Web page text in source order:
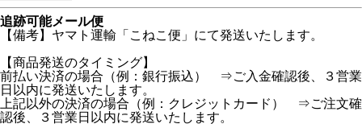
追跡可能メール便
【備考】ヤマト運輸「こねこ便」にて発送いたします。
【商品発送のタイミング】
前払い決済の場合（例：銀行振込） ⇒ご入金確認後、３営業
日以内に発送いたします。
上記以外の決済の場合（例：クレジットカード） ⇒ご注文確
認後、３営業日以内に発送いたします。